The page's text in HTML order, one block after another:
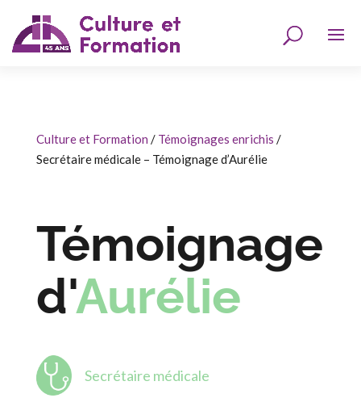
Culture et Formation / Témoignages enrichis /
Secrétaire médicale – Témoignage d’Aurélie
Témoignage
d'Aurélie
Secrétaire médicale